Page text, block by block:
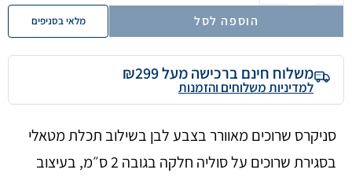
הוספה לסל מלאי בסניפים
משלוח חינם ברכישה מעל ₪299
למדיניות משלוחים והזמנות
סניקרס שרוכים מאוורר בצבע לבן בשילוב תכלת מטאלי
בסגירת שרוכים על סוליה חלקה בגובה 2 ס״מ, בעיצוב